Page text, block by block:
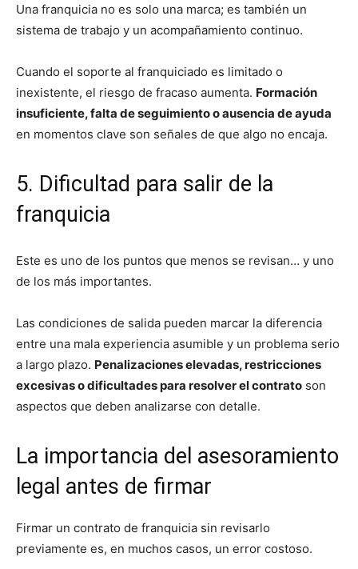
Una franquicia no es solo una marca; es también un
sistema de trabajo y un acompañamiento continuo.
Cuando el soporte al franquiciado es limitado o
inexistente, el riesgo de fracaso aumenta. Formación
insuficiente, falta de seguimiento o ausencia de ayuda
en momentos clave son señales de que algo no encaja.
5. Dificultad para salir de la
franquicia
Este es uno de los puntos que menos se revisan… y uno
de los más importantes.
Las condiciones de salida pueden marcar la diferencia
entre una mala experiencia asumible y un problema serio
a largo plazo. Penalizaciones elevadas, restricciones
excesivas o dificultades para resolver el contrato son
aspectos que deben analizarse con detalle.
La importancia del asesoramiento
legal antes de firmar
Firmar un contrato de franquicia sin revisarlo
previamente es, en muchos casos, un error costoso.